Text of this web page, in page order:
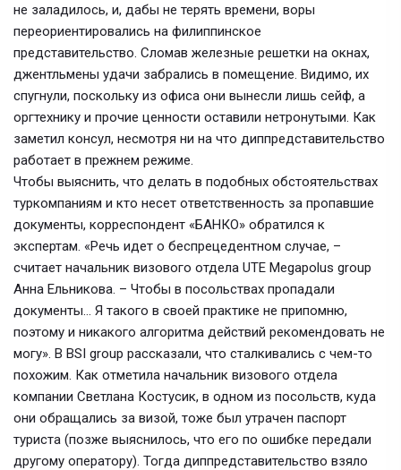
не заладилось, и, дабы не терять времени, воры
переориентировались на филиппинское
представительство. Сломав железные решетки на окнах,
джентльмены удачи забрались в помещение. Видимо, их
спугнули, поскольку из офиса они вынесли лишь сейф, а
оргтехнику и прочие ценности оставили нетронутыми. Как
заметил консул, несмотря ни на что диппредставительство
работает в прежнем режиме.
Чтобы выяснить, что делать в подобных обстоятельствах
туркомпаниям и кто несет ответственность за пропавшие
документы, корреспондент «БАНКО» обратился к
экспертам. «Речь идет о беспрецедентном случае, –
считает начальник визового отдела UTE Megapolus group
Анна Ельникова. – Чтобы в посольствах пропадали
документы… Я такого в своей практике не припомню,
поэтому и никакого алгоритма действий рекомендовать не
могу». В BSI group рассказали, что сталкивались с чем-то
похожим. Как отметила начальник визового отдела
компании Светлана Костусик, в одном из посольств, куда
они обращались за визой, тоже был утрачен паспорт
туриста (позже выяснилось, что его по ошибке передали
другому оператору). Тогда диппредставительство взяло